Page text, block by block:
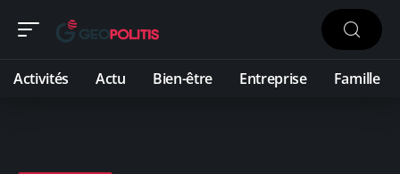
Activités Actu Bien-être Entreprise Famille